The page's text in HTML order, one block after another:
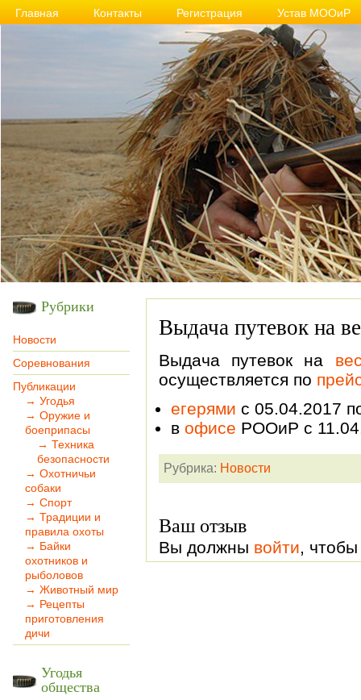
Главная Контакты Регистрация Устав МООиР
Рубрики
Новости
Соревнования
Публикации
→ Угодья
→ Оружие и
боеприпасы
→ Техника
безопасности
→ Охотничьи
собаки
→ Спорт
→ Традиции и
правила охоты
→ Байки
охотников и
рыболовов
→ Животный мир
→ Рецепты
приготовления
дичи
Угодья
общества
Выдача путевок на
Выдача путевок на
осуществляется по
егерями с 05.04.2017
в офисе РООиР с
Рубрика: Новости
Ваш отзыв
Вы должны войти,